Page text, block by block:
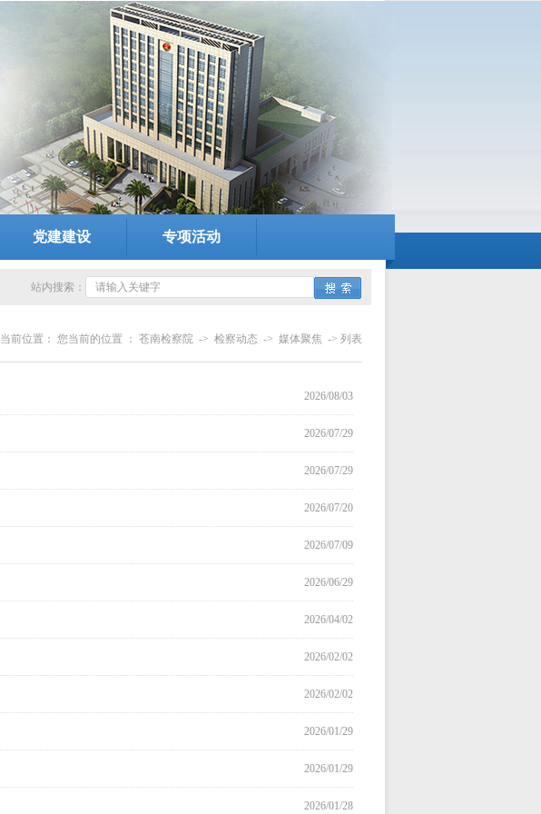
党建建设 专项活动
站内搜索：
当前位置： 您当前的位置 ： 苍南检察院 -> 检察动态 -> 媒体聚焦 -> 列表
2026/08/03
2026/07/29
2026/07/29
2026/07/20
2026/07/09
2026/06/29
2026/04/02
2026/02/02
2026/02/02
2026/01/29
2026/01/29
2026/01/28